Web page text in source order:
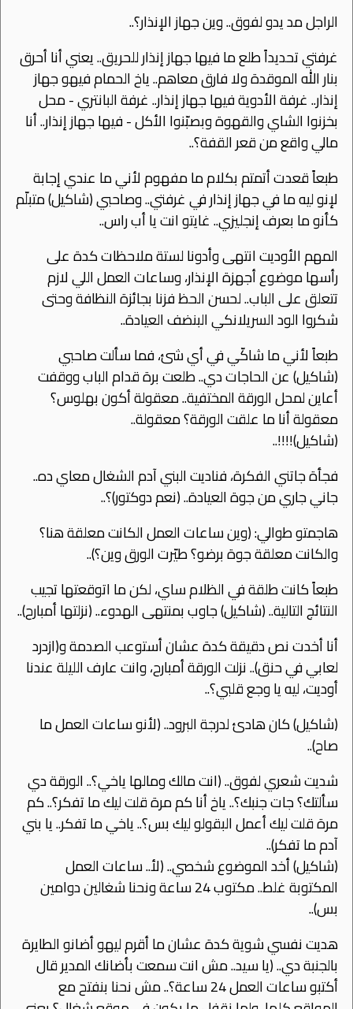
الراجل مد يدو لفوق.. وين جهاز اﻹنذار؟..
غرفتي تحديداً طلع ما فيها جهاز إنذار للحريق.. يعني أنا أحرق
بنار الله الموقدة وﻻ فارق معاهم.. ياخ الحمام فيهو جهاز
إنذار.. غرفة اﻷدوية فيها جهاز إنذار.. غرفة البانتري - محل
بخزنوا الشاي والقهوة وبصبّنوا اﻷكل - فيها جهاز إنذار.. أنا
مالي واقع من قعر القفة؟..
طبعاً قعدت أتمتم بكلام ما مفهوم ﻷني ما عندي إجابة
ﻹنو ليه ما في جهاز إنذار في غرفتي.. وصاحبي (شاكيل) متبلّم
كأنو ما بعرف إنجليزي.. غايتو انت يا أب راس..
المهم اﻷوديت انتهى وأدونا لستة ملاحظات كدة على
رأسها موضوع أجهزة اﻹنذار، وساعات العمل اللي ﻻزم
تتعلق على الباب.. لحسن الحظ فزنا بجائزة النظافة وحتى
شكروا الود السريلانكي البنضف العيادة..
طبعاً ﻷني ما شاكّي في أي شئ، فما سألت صاحبي
(شاكيل) عن الحاجات دي.. طلعت برة قدام الباب ووقفت
أعاين لمحل الورقة المختفية.. معقولة أكون بهلوس؟
معقولة أنا ما علقت الورقة؟ معقولة..
(شاكيل)!!!!..
فجأة جاتني الفكرة، فناديت البني آدم الشغال معاي ده..
جاني جاري من جوة العيادة.. (نعم دوكتور)؟..
هاجمتو طوالي: (وين ساعات العمل الكانت معلقة هنا؟
والكانت معلقة جوة برضو؟ طيّرت الورق وين؟)..
طبعاً كانت طلقة في الظلام ساي، لكن ما اتوقعتها تجيب
النتائج التالية.. (شاكيل) جاوب بمنتهى الهدوء.. (نزلتها أمبارح)..
أنا أخدت نص دقيقة كدة عشان أستوعب الصدمة و(ازدرد
لعابي في حنق).. نزلت الورقة أمبارح، وانت عارف الليلة عندنا
أوديت، ليه يا وجع قلبي؟..
(شاكيل) كان هادئ لدرجة البرود.. (ﻷنو ساعات العمل ما
صاح)..
شديت شعري لفوق.. (انت مالك ومالها ياخي؟.. الورقة دي
سألتك؟ جات جنبك؟.. ياخ أنا كم مرة قلت ليك ما تفكر؟.. كم
مرة قلت ليك أعمل البقولو ليك بس؟.. ياخي ما تفكر.. يا بني
آدم ما تفكر)..
(شاكيل) أخد الموضوع شخصي.. (ﻷ.. ساعات العمل
المكتوبة غلط.. مكتوب 24 ساعة ونحنا شغالين دوامين
بس)..
هديت نفسي شوية كدة عشان ما أقرم ليهو أضانو الطايرة
بالجنبة دي.. (يا سيد.. مش انت سمعت بأضانك المدير قال
أكتبو ساعات العمل 24 ساعة؟.. مش نحنا بنفتح مع